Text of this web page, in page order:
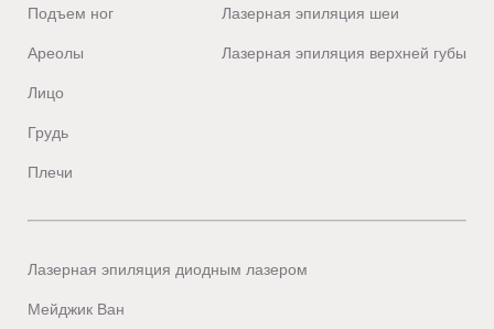
Подъем ног
Ареолы
Лицо
Грудь
Плечи
Лазерная эпиляция шеи
Лазерная эпиляция верхней губы
Лазерная эпиляция диодным лазером
Мейджик Ван